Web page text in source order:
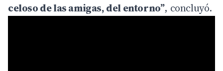
celoso de las amigas, del entorno”, concluyó.